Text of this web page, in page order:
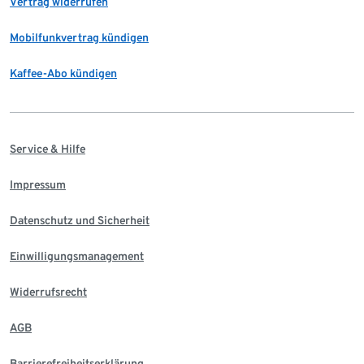
Mobilfunkvertrag kündigen
Kaffee-Abo kündigen
Service & Hilfe
Impressum
Datenschutz und Sicherheit
Einwilligungsmanagement
Widerrufsrecht
AGB